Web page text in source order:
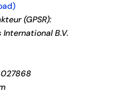
(GPSR):
B.V.